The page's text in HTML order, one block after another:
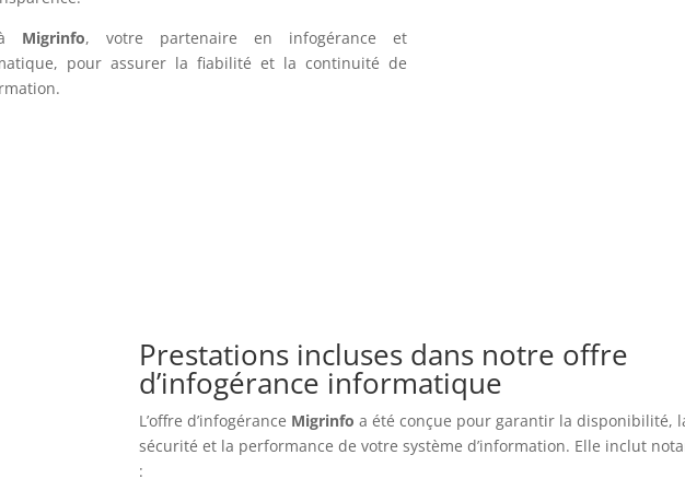
Migrinfo, votre partenaire en infogérance et
pour assurer la fiabilité et la continuité de
Prestations incluses dans notre offre
d’infogérance informatique
L’offre d’infogérance Migrinfo a été conçue pour garantir la disponibilité,
sécurité et la performance de votre système d’information. Elle inclut
: